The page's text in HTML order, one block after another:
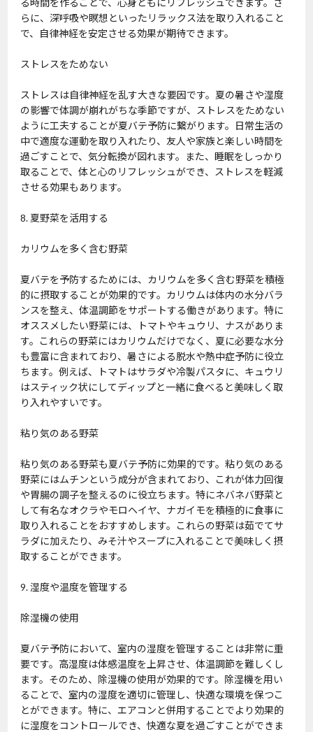
らに、深呼吸や瞑想といったリラックス法を取り入れること
で、自律神経を安定させる効果が期待できます。
ストレスをためない
ストレスは自律神経を乱す大きな要因です。夏の暑さや湿度
の影響で体調が崩れがちな季節ですが、ストレスをためない
ように工夫することが夏バテ予防に繋がります。日常生活の
中で適度な運動を取り入れたり、友人や家族と楽しい時間を
過ごすことで、気分転換が図れます。また、睡眠をしっかり
取ることで、体と心のリフレッシュができ、ストレスを軽減
させる効果もあります。
8. 夏野菜を活用する
カリウムを多く含む野菜
夏バテを予防するためには、カリウムを多く含む野菜を積極
的に摂取することが効果的です。カリウムは体内の水分バラ
ンスを整え、体温調節をサポートする働きがあります。特に
オススメしたい野菜には、トマトやキュウリ、ナスがありま
す。これらの野菜にはカリウムだけでなく、夏に必要な水分
も豊富に含まれており、暑さによる脱水や熱中症予防に役立
ちます。例えば、トマトはサラダや冷製パスタに、キュウリ
はスティック状にしてディップと一緒に食べると美味しく取
り入れやすいです。
粘り気のある野菜
粘り気のある野菜も夏バテ予防に効果的です。粘り気のある
野菜にはムチンという成分が含まれており、これが体力回復
や胃腸の調子を整えるのに役立ちます。特にネバネバ野菜と
して有名なオクラやモロヘイヤ、ナガイモを積極的に食事に
取り入れることをおすすめします。これらの野菜は茹でてサ
ラダに加えたり、みそ汁やスープに入れることで美味しく摂
取することができます。
9. 湿度や温度を管理する
除湿機の使用
夏バテ予防において、室内の湿度を管理することは非常に重
要です。高湿度は体感温度を上昇させ、体温調節を難しくし
ます。そのため、除湿機の使用が効果的です。除湿機を用い
ることで、室内の湿度を適切に管理し、快適な環境を保つこ
とができます。特に、エアコンと併用することでより効果的
に湿度をコントロールでき、快適な夏を過ごすことができま